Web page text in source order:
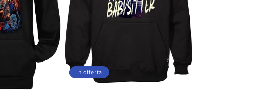
In offerta